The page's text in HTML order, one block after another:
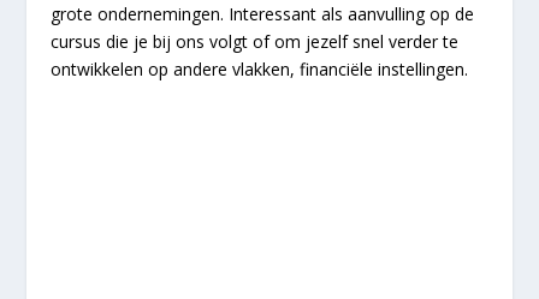
grote ondernemingen. Interessant als aanvulling op de
cursus die je bij ons volgt of om jezelf snel verder te
ontwikkelen op andere vlakken, financiële instellingen.